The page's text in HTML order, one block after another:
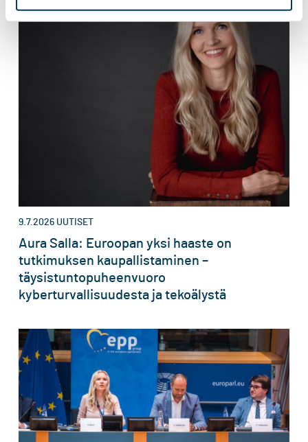
9.7.2026 UUTISET
Aura Salla: Euroopan yksi haaste on
tutkimuksen kaupallistaminen –
täysistuntopuheenvuoro
kyberturvallisuudesta ja tekoälystä